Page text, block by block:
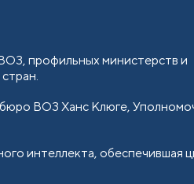
профильных министерств и
ВОЗ Ханс Клюге,
интеллекта, обеспечившая